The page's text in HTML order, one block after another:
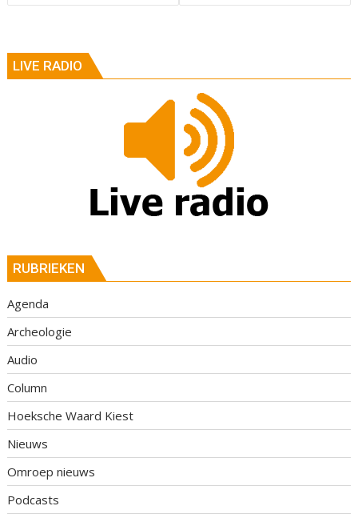
LIVE RADIO
RUBRIEKEN
Agenda
Archeologie
Audio
Column
Hoeksche Waard Kiest
Nieuws
Omroep nieuws
Podcasts